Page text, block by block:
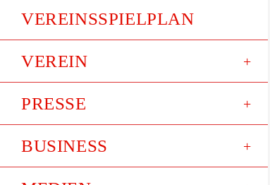
VEREINSSPIELPLAN
VEREIN
PRESSE
BUSINESS